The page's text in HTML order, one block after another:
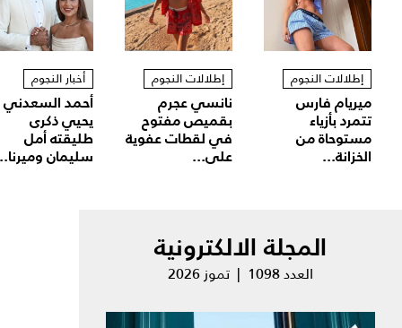
إطلالات النجوم
ميريام فارس
تتمرد بأزياء
مستوحاة من
الخزانة...
إطلالات النجوم
نانسي عجرم
بقميص مفتوح
في لقطات عفوية
على...
أخبار النجوم
أحمد السعدني
يحيي ذكرى
طليقته أمل
سليمان
المجلة الالكترونية
العدد 1098 | تموز 2026